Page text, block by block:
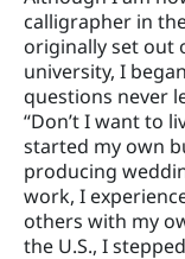
calligrapher in
originally set out
university, I
questions never
“Don’t I want to
started my own
producing
work, I
others with my
the U.S., I